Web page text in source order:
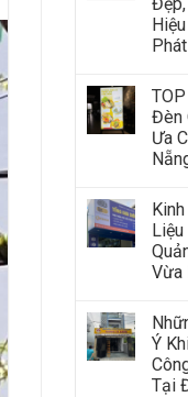
Phát
Đèn
Ưa
Liệu
Vừa
Ý
Tại